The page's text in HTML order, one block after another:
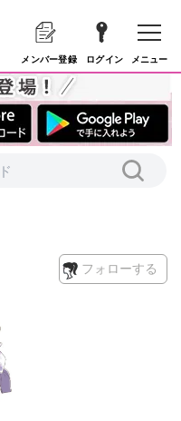
メンバー登録 ログイン メニュー
フォローする